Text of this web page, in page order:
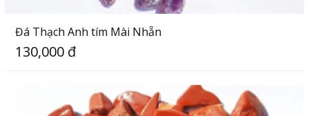
Đá Thạch Anh tím Mài Nhẵn
130,000 đ